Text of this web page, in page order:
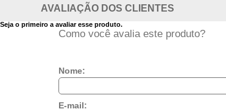
AVALIAÇÃO DOS CLIENTES
Seja o primeiro a avaliar esse produto.
Como você avalia este produto?
Nome:
E-mail: